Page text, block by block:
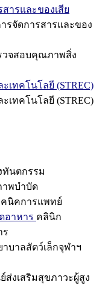
ารและของเสีย
รจัดการสารและของ
วจสอบคุณภาพสิ่ง
เทคโนโลยี (STREC)
เทคโนโลยี (STREC)
ทันตกรรม
พบำบัด
นิคการแพทย์
อาหาร คลินิก
ร
าบาลสัตว์เล็กจุฬาฯ
ส่งเสริมสุขภาวะผู้สูง